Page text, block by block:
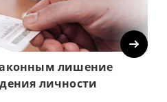
лишение
личности
Next